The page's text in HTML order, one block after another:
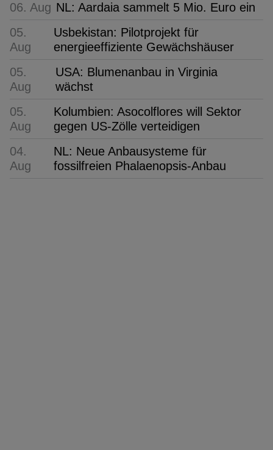
06. Aug NL: Aardaia sammelt 5 Mio. Euro ein
05.
Aug
Usbekistan: Pilotprojekt für
energieeffiziente Gewächshäuser
05.
Aug
USA: Blumenanbau in Virginia
wächst
05.
Aug
Kolumbien: Asocolflores will Sektor
gegen US-Zölle verteidigen
04.
Aug
NL: Neue Anbausysteme für
fossilfreien Phalaenopsis-Anbau